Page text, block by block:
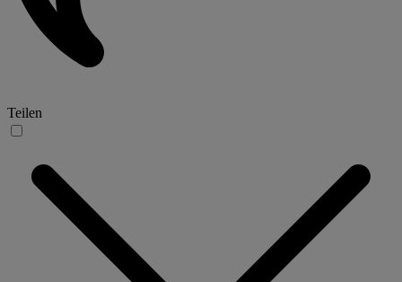
Teilen